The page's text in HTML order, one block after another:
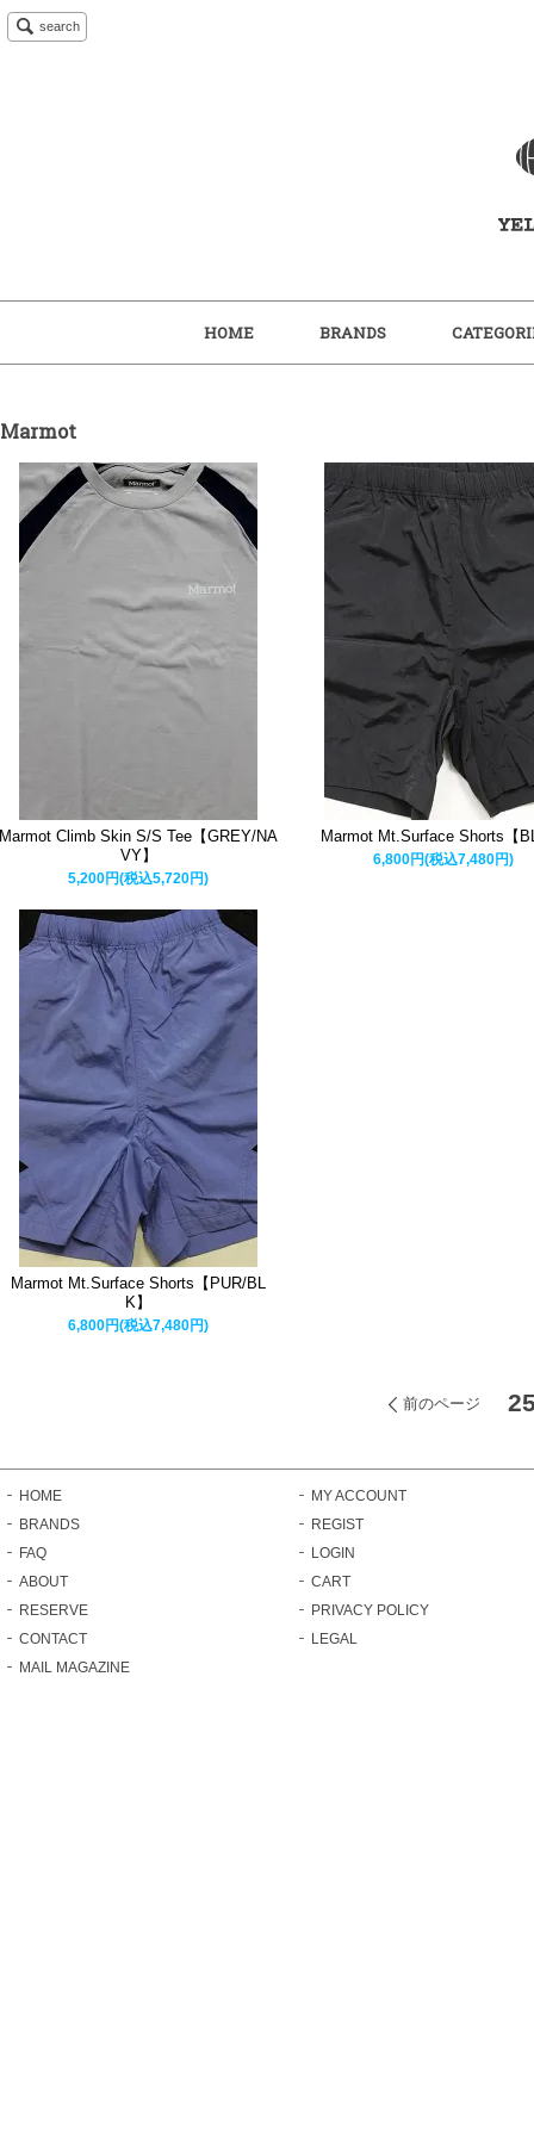
search
HOME BRANDS
Marmot
Marmot Climb Skin S/S Tee【GREY/NA
VY】
5,200円(税込5,720円)
Marmot Mt.Surface Shorts【
6,800円(税込7,480円)
Marmot Mt.Surface Shorts【PUR/BL
K】
6,800円(税込7,480円)
前のページ
HOME
BRANDS
FAQ
ABOUT
RESERVE
CONTACT
MAIL MAGAZINE
MY ACCOUNT
REGIST
LOGIN
CART
PRIVACY POLICY
LEGAL